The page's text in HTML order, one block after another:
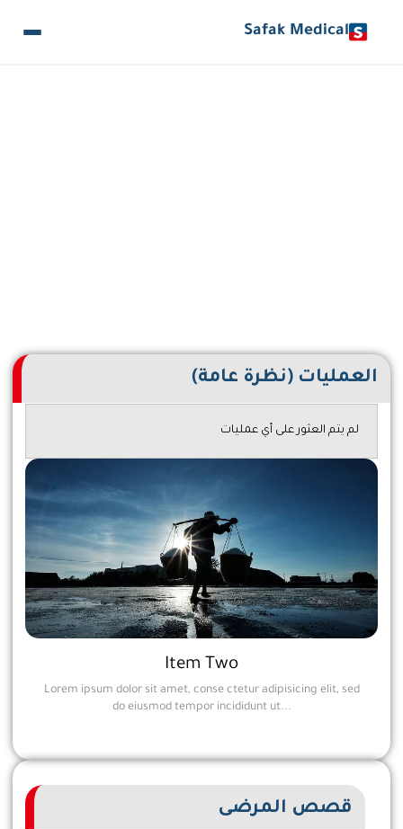
Safak Medical
العمليات (نظرة عامة)
لم يتم العثور على أي عمليات
Item Two
Lorem ipsum dolor sit amet, conse ctetur adipisicing elit, sed
do eiusmod tempor incididunt ut...
قصص المرضى